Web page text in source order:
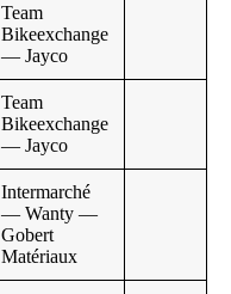
Team
Bikeexchange
— Jayco
Team
Bikeexchange
— Jayco
Intermarché
— Wanty —
Gobert
Matériaux